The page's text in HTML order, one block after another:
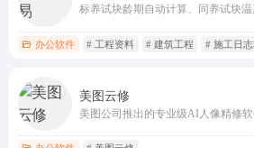
办公软件 # 工程资料 # 建筑工程 # 施工日
美图云修
美图公司推出的专业级AI人像精修